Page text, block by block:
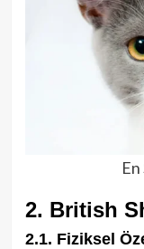
En
2. British
2.1. Fiziksel